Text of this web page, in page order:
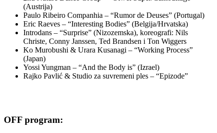
(Austrija)
Paulo Ribeiro Companhia – “Rumor de Deuses” (Portugal)
Eric Raeves – “Interesting Bodies” (Belgija/Hrvatska)
Introdans – “Surprise” (Nizozemska), koreografi: Nils
Christe, Conny Janssen, Ted Brandsen i Ton Wiggers
Ko Murobushi & Urara Kusanagi – “Working Process”
(Japan)
Yossi Yungman – “And the Body is” (Izrael)
Rajko Pavlić & Studio za suvremeni ples – “Epizode”
OFF program: